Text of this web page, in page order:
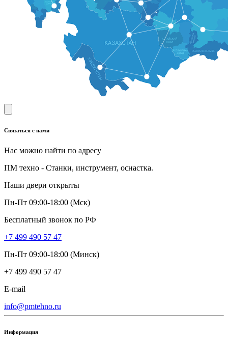
Связаться с нами
Нас можно найти по адресу
ПМ техно - Станки, инструмент, оснастка.
Наши двери открыты
Пн-Пт 09:00-18:00 (Мск)
Бесплатный звонок по РФ
+7 499 490 57 47
Пн-Пт 09:00-18:00 (Минск)
+7 499 490 57 47
E-mail
info@pmtehno.ru
Информация